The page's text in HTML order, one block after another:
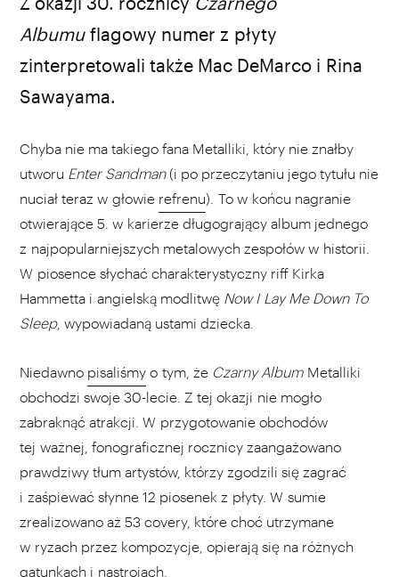
Albumu flagowy numer z płyty
zinterpretowali także Mac DeMarco i Rina
Sawayama.
Chyba nie ma takiego fana Metalliki, który nie znałby
utworu Enter Sandman(i po przeczytaniu jego tytułu nie
nuciał teraz w głowie refrenu). To w końcu nagranie
otwierające 5. w karierze długogrający album jednego
z najpopularniejszych metalowych zespołów w historii.
W piosence słychać charakterystyczny riff Kirka
Hammetta i angielską modlitwę Now I Lay Me Down To
Sleep, wypowiadaną ustami dziecka.
Niedawno pisaliśmy o tym, że Czarny AlbumMetalliki
obchodzi swoje 30-lecie. Z tej okazji nie mogło
zabraknąć atrakcji. W przygotowanie obchodów
tej ważnej, fonograficznej rocznicy zaangażowano
prawdziwy tłum artystów, którzy zgodzili się zagrać
i zaśpiewać słynne 12 piosenek z płyty. W sumie
zrealizowano aż 53 covery, które choć utrzymane
w ryzach przez kompozycje, opierają się na różnych
gatunkach i nastrojach.